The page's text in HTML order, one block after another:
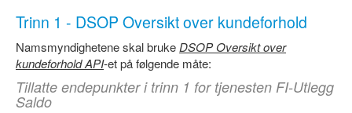
Trinn 1 - DSOP Oversikt over kundeforhold
Namsmyndighetene skal brukeDSOP Oversikt over
kundeforhold API-et på følgende måte:
Tillatte endepunkter i trinn 1 for tjenesten FI-Utlegg
Saldo